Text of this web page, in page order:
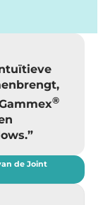
®
de Joint